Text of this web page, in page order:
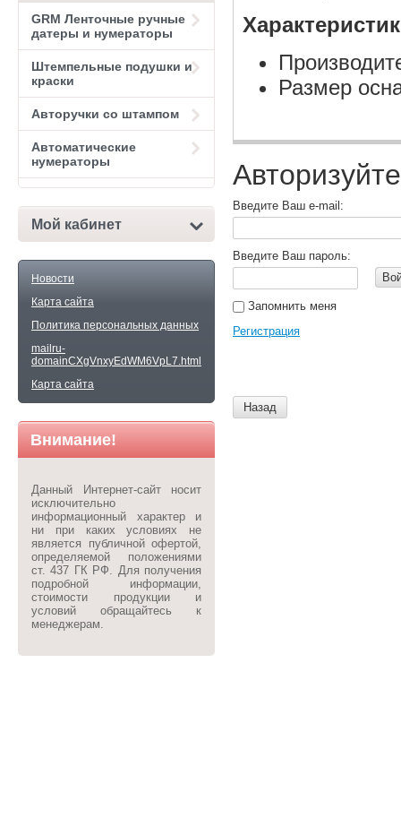
GRM Ленточные ручные
датеры и нумераторы
Штемпельные подушки и
краски
Авторучки со штампом
Автоматические
нумераторы
Мой кабинет
Новости
Карта сайта
Политика персональных данных
mailru-
domainCXgVnxyEdWM6VpL7.html
Карта сайта
Внимание!
Данный Интернет-сайт носит
исключительно
информационный характер и
ни при каких условиях не
является публичной офертой,
определяемой положениями
ст. 437 ГК РФ. Для получения
подробной информации,
стоимости продукции и
условий обращайтесь к
менеджерам.
Размер
Введите Ваш e-mail:
Введите Ваш пароль:
Запомнить меня
Регистрация
Назад